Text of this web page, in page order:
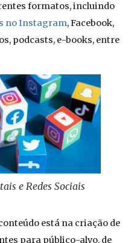
formatos, incluindo
no Instagram, Facebook,
podcasts, e-books, entre
e Redes Sociais
está na criação de
para público-alvo, de